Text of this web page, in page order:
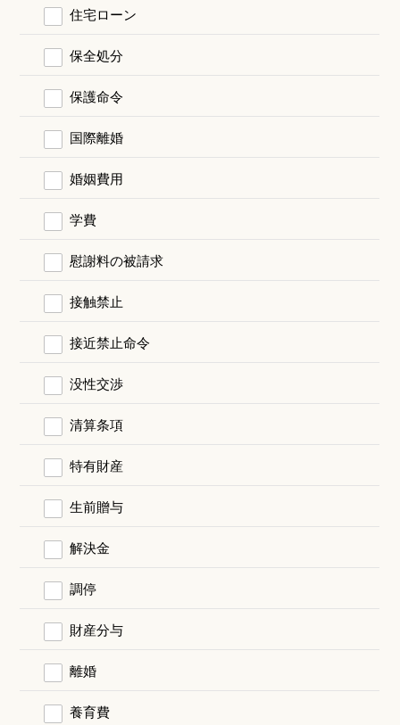
住宅ローン
保全処分
保護命令
国際離婚
婚姻費用
学費
慰謝料の被請求
接触禁止
接近禁止命令
没性交渉
清算条項
特有財産
生前贈与
解決金
調停
財産分与
離婚
養育費